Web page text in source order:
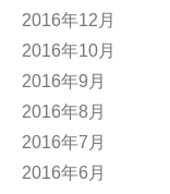
2016年12月
2016年10月
2016年9月
2016年8月
2016年7月
2016年6月